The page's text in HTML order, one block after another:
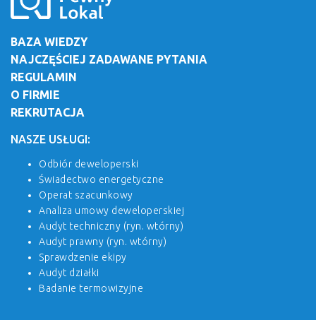
BAZA WIEDZY
NAJCZĘŚCIEJ ZADAWANE PYTANIA
REGULAMIN
O FIRMIE
REKRUTACJA
NASZE USŁUGI:
Odbiór deweloperski
Świadectwo energetyczne
Operat szacunkowy
Analiza umowy deweloperskiej
Audyt techniczny (ryn. wtórny)
Audyt prawny (ryn. wtórny)
Sprawdzenie ekipy
Audyt działki
Badanie termowizyjne